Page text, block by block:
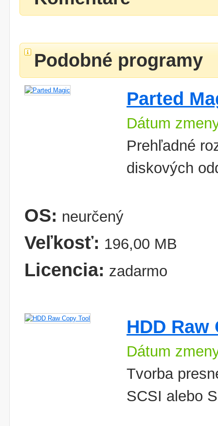
Podobné programy
Parted
Dátum
Prehľadné
diskových
OS: neurčený
Veľkosť: 196,00 MB
Licencia: zadarmo
HDD Raw
Dátum
Tvorba
SCSI alebo